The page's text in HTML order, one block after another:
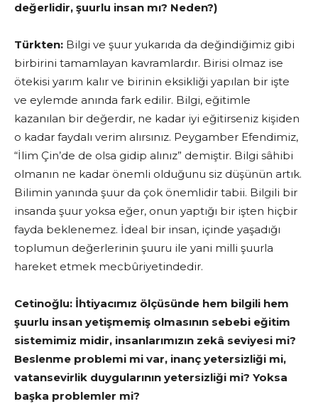
değerlidir, şuurlu insan mı? Neden?)
Türkten: Bilgi ve şuur yukarıda da değindiğimiz gibi
birbirini tamamlayan kavramlardır. Birisi olmaz ise
ötekisi yarım kalır ve birinin eksikliği yapılan bir işte
ve eylemde anında fark edilir. Bilgi, eğitimle
kazanılan bir değerdir, ne kadar iyi eğitirseniz kişiden
o kadar faydalı verim alırsınız. Peygamber Efendimiz,
“İlim Çin’de de olsa gidip alınız” demiştir. Bilgi sâhibi
olmanın ne kadar önemli olduğunu siz düşünün artık.
Bilimin yanında şuur da çok önemlidir tabii. Bilgili bir
insanda şuur yoksa eğer, onun yaptığı bir işten hiçbir
fayda beklenemez. İdeal bir insan, içinde yaşadığı
toplumun değerlerinin şuuru ile yani milli şuurla
hareket etmek mecbûriyetindedir.
Cetinoğlu: İhtiyacımız ölçüsünde hem bilgili hem
şuurlu insan yetişmemiş olmasının sebebi eğitim
sistemimiz midir, insanlarımızın zekâ seviyesi mi?
Beslenme problemi mi var, inanç yetersizliği mi,
vatansevirlik duygularının yetersizliği mi? Yoksa
başka problemler mi?